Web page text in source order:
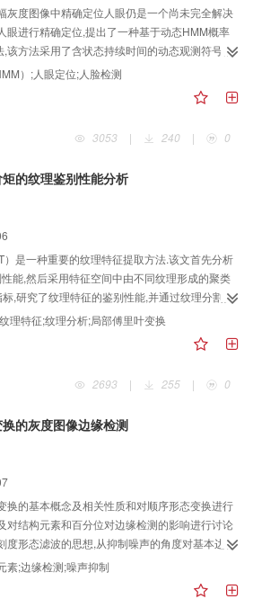
灰度图像中精确定位人眼仍是一个尚未完全解决
眼进行精确定位,提出了一种基于动态HMM概率
该方法采用了含状态持续时间的动态观测符号概
格采样方式和特殊的特征提取办法来抽取观测序
估来控制采样网格大小,并动态修正观测符号概率
、缩放和匹配运算,即可对图像中的人眼进行精确
效率较高、算法鲁棒,并具有较高的定位精度.
）;人眼定位;人脸检测
3053
| 240 | 0
的纹理鉴别性能分析
）是一种重要的纹理特征提取方法.该文首先分析
能,然后采用特征空间中由不同纹理形成的聚类
,研究了纹理特征的鉴别性能,并通过纹理分割实
有更高的可靠性.分析结果表明,纹理图像的LFT
数阶矩具有较好的纹理鉴别性能,而奇数阶矩的纹
系数的2、4、6阶矩作为纹理特征,其纹理鉴别性
提出的纹理特征,因此,建议选用LFT系数的
理特征;纹理分析;局部傅里叶变换
2693
| 255 | 0
的灰度图像边缘检测
换的基本概念及相关性质和对顺序形态变换进行
对结构元素和百分位对边缘检测的影响进行讨论
度形态滤波的思想,从抑制噪声的角度对基本边缘
造了3种边缘检测算子,并从理论上分析了算子
边缘进行匹配,提出了3种广义顺序形态边缘检测
后着重探讨了多结构元素及二重混合顺序形态变
素;边缘检测;噪声抑制